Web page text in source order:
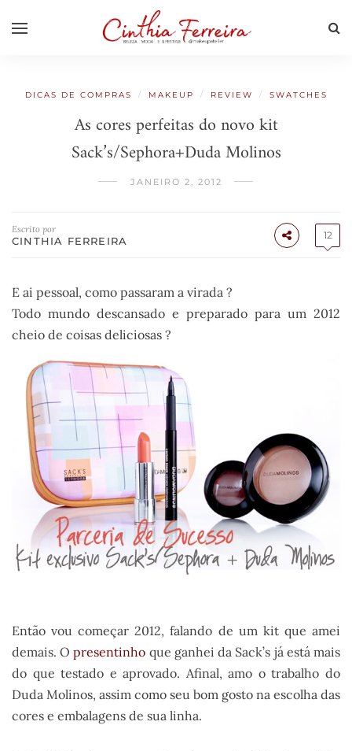
DICAS DE COMPRAS / MAKEUP / REVIEW / SWATCHES
As cores perfeitas do novo kit
Sack’s/Sephora+Duda Molinos
JANEIRO 2, 2012
Escrito por
CINTHIA FERREIRA 12
E ai pessoal, como passaram a virada ?
Todo mundo descansado e preparado para um 2012
cheio de coisas deliciosas ?
Então vou começar 2012, falando de um kit que amei
demais. Opresentinho que ganhei da Sack’s já está mais
do que testado e aprovado. Afinal, amo o trabalho do
Duda Molinos, assim como seu bom gosto na escolha das
cores e embalagens de sua linha.